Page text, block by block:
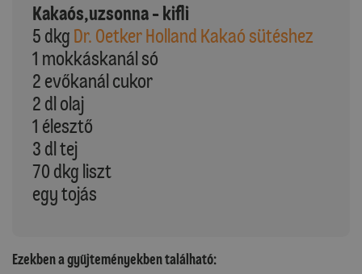
Kakaós,uzsonna - kifli
5 dkg Dr. Oetker Holland Kakaó sütéshez
1 mokkáskanál só
2 evőkanál cukor
2 dl olaj
1 élesztő
3 dl tej
70 dkg liszt
egy tojás
Ezekben a gyűjteményekben található: